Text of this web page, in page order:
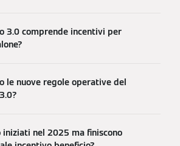
3.0 comprende incentivi per
le nuove regole operative del
iniziati nel 2025 ma finiscono